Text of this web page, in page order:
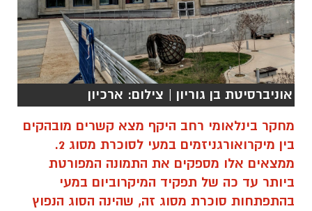
אוניברסיטת בן גוריון | צילום: ארכיון
מחקר בינלאומי רחב היקף מצא קשרים מובהקים
בין מיקרואורגניזמים במעי לסוכרת מסוג 2.
ממצאים אלו מספקים את התמונה המפורטת
ביותר עד כה של תפקיד המיקרוביום במעי
בהתפתחות סוכרת מסוג זה, שהינה הסוג הנפוץ